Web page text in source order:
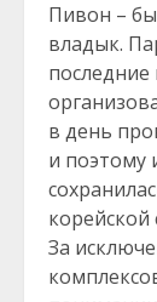
Пивон –
владык.
в день
и поэтому
корейской
За